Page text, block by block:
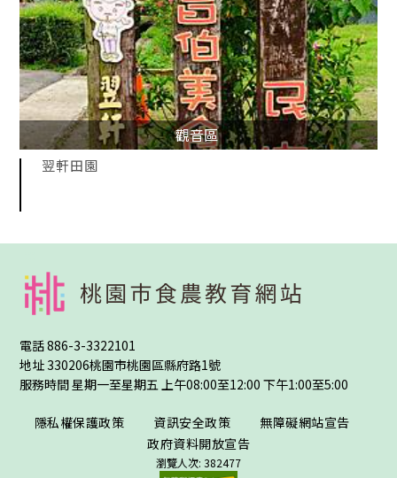
觀音區
翌軒田園
電話886-3-3322101
地址330206桃園市桃園區縣府路1號
服務時間 星期一至星期五 上午08:00至12:00 下午1:00至5:00
隱私權保護政策 資訊安全政策
無障礙網站宣告
政府資料開放宣告
瀏覽人次: 382477